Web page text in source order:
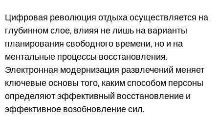
Цифровая революция отдыха осуществляется на
глубинном слое, влияя не лишь на варианты
планирования свободного времени, но и на
ментальные процессы восстановления.
Электронная модернизация развлечений меняет
ключевые основы того, каким способом персоны
определяют эффективный восстановление и
эффективное возобновление сил.